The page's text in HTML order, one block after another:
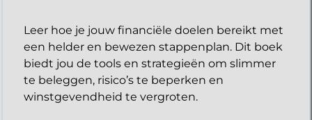
Leer hoe je jouw financiële doelen bereikt met
een helder en bewezen stappenplan. Dit boek
biedt jou de tools en strategieën om slimmer
te beleggen, risico’s te beperken en
winstgevendheid te vergroten.